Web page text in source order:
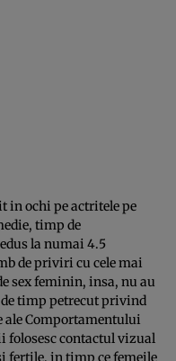
in ochi pe actritele pe
timp de
la numai 4.5
de priviri cu cele mai
sex feminin, insa, nu au
timp petrecut privind
Comportamentului
folosesc contactul vizual
fertile, in timp ce femeile